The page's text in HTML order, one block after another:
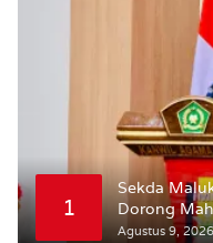
1
Sekda
Dorong
dan Mitra
Agustus 9, 2026